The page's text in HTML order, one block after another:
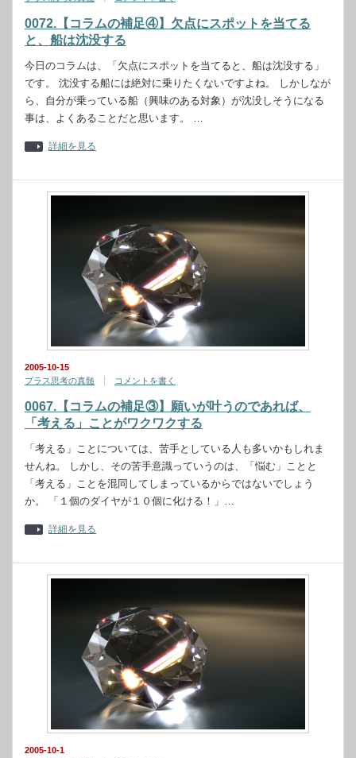
0072.【コラムの補足④】欠点にスポットを当てる
と、船は沈没する
今日のコラムは、「欠点にスポットを当てると、船は沈没する」
です。 沈没する船には絶対に乗りたくないですよね。 しかしなが
ら、自分が乗っている船（興味のある対象）が沈没しそうになる
事は、よくあることだと思います。 …
詳細を見る
2005-10-15
プラス思考の真髄
コメントを書く
0067.【コラムの補足③】願いが叶うのであれば、
「考える」ことがワクワクする
「考える」ことについては、苦手としている人も多いかもしれま
せんね。 しかし、その苦手意識っていうのは、「悩む」ことと
「考える」ことを混同してしまっているからではないでしょう
か。 「１個のダイヤが１０個に化ける！」…
詳細を見る
2005-10-1